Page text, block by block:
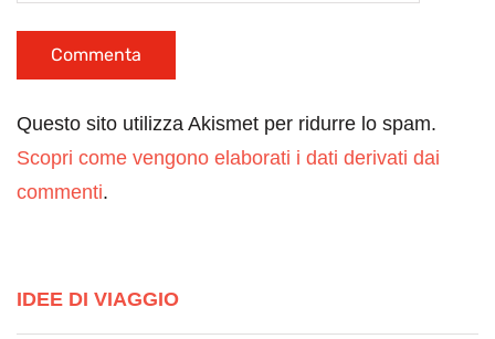
Questo sito utilizza Akismet per ridurre lo spam.
Scopri come vengono elaborati i dati derivati dai
commenti.
IDEE DI VIAGGIO